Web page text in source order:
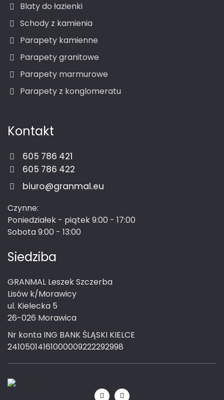
Blaty do łazienki
Schody z kamienia
Parapety kamienne
Parapety granitowe
Parapety marmurowe
Parapety z konglomeratu
Kontakt
605 786 421
605 786 422
biuro@granmal.eu
Czynne:
Poniedziałek - piątek 9:00 - 17:00
Sobota 9:00 - 13:00
Siedziba
GRANMAL Leszek Szczerba
Lisów k/Morawicy
ul. Kielecka 5
26-026 Morawica
Nr konta ING BANK ŚLĄSKI KIELCE
24105014161000009222292998